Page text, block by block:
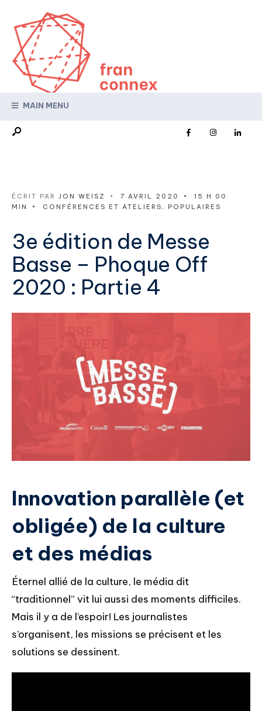
MAIN MENU
ÉCRIT PAR JON WEISZ • 7 AVRIL 2020 •
15 H 00
MIN
• CONFÉRENCES ET ATELIERS , POPULAIRES
3e édition de Messe
Basse – Phoque Off
2020 : Partie 4
Innovation parallèle (et
obligée) de la culture
et des médias
Éternel allié de la culture, le média dit
“traditionnel” vit lui aussi des moments difficiles.
Mais il y a de l’espoir! Les journalistes
s’organisent, les missions se précisent et les
solutions se dessinent.